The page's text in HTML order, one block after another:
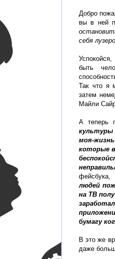
Добро
вы в ней
себя
быть
Так что я
затем
Майли
А теперь
культуры
моя-
которые
людей
на ТВ
бумагу
В это же
даже